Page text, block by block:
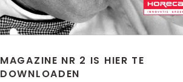
MAGAZINE NR 2 IS HIER TE
DOWNLOADEN